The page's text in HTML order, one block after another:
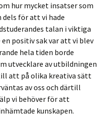
hur mycket insatser som
för att vi hade
talan i viktiga
positiv sak var att vi blev
hela tiden borde
utvecklare av utbildningen
att på olika kreativa sätt
av oss och därtill
vi behöver för att
kunskapen.